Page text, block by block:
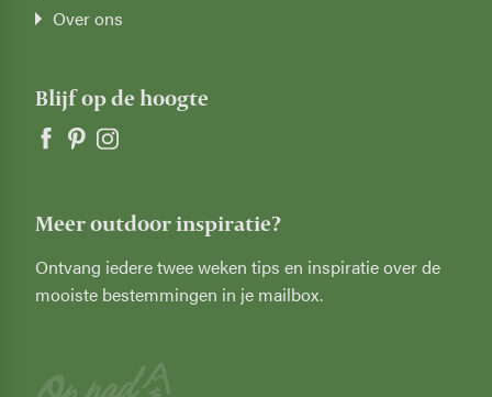
Over ons
Blijf op de hoogte
Meer outdoor inspiratie?
Ontvang iedere twee weken tips en inspiratie over de
mooiste bestemmingen in je mailbox.